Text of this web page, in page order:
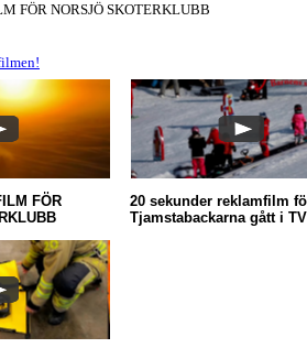
FÖR NORSJÖ SKOTERKLUBB
FÖR
20 sekunder reklamfilm
Tjamstabackarna gått i